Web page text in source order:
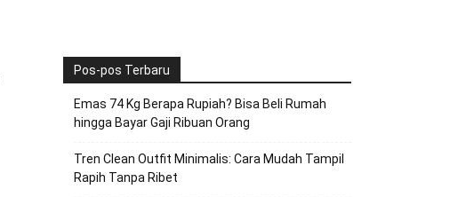
Pos-pos Terbaru
Emas 74 Kg Berapa Rupiah? Bisa Beli Rumah
hingga Bayar Gaji Ribuan Orang
Tren Clean Outfit Minimalis: Cara Mudah Tampil
Rapih Tanpa Ribet